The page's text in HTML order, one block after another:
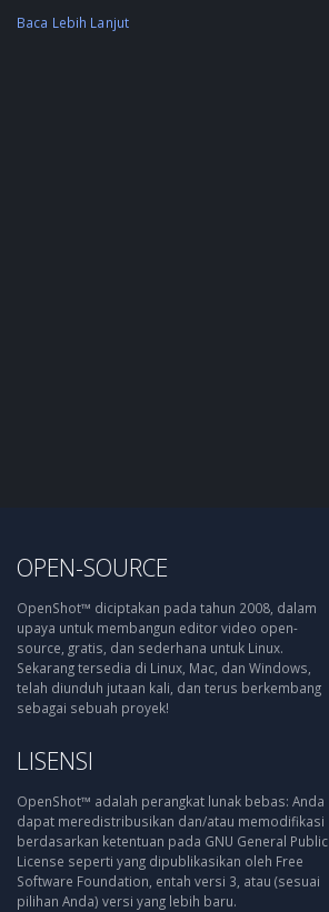
Baca Lebih Lanjut
OPEN-SOURCE
OpenShot™ diciptakan pada tahun 2008, dalam
upaya untuk membangun editor video open-
source, gratis, dan sederhana untuk Linux.
Sekarang tersedia di Linux, Mac, dan Windows,
telah diunduh jutaan kali, dan terus berkembang
sebagai sebuah proyek!
LISENSI
OpenShot™ adalah perangkat lunak bebas: Anda
dapat meredistribusikan dan/atau memodifikasi
berdasarkan ketentuan pada GNU General Public
License seperti yang dipublikasikan oleh Free
Software Foundation, entah versi 3, atau (sesuai
pilihan Anda) versi yang lebih baru.